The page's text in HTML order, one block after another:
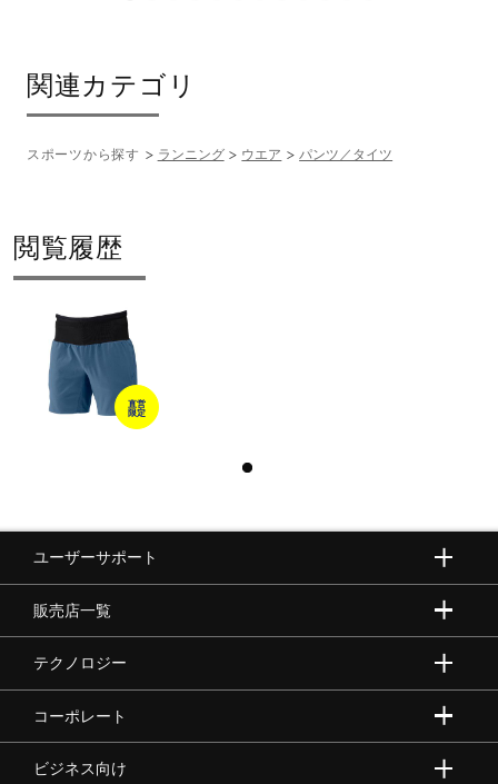
関連カテゴリ
スポーツから探す ランニング ウエア パンツ／タイツ
閲覧履歴
直営
限定
ユーザーサポート
販売店一覧
テクノロジー
コーポレート
ビジネス向け